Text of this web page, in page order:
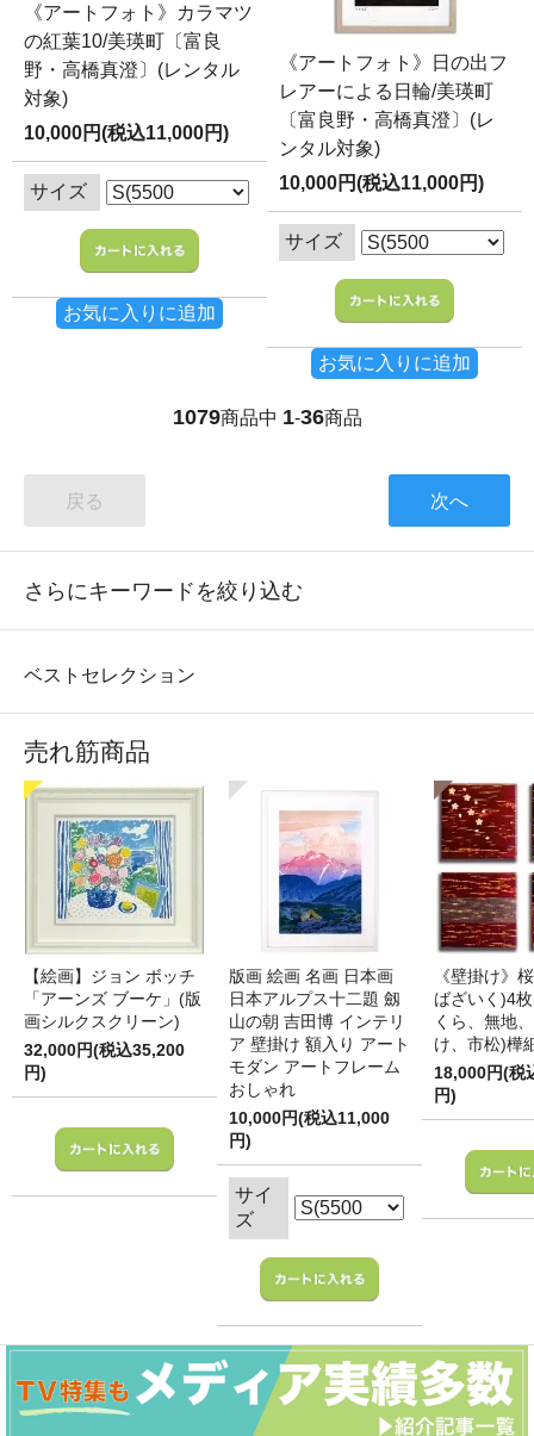
《アートフォト》カラマツ
の紅葉10/美瑛町〔富良
野・高橋真澄〕(レンタル
対象)
10,000円(税込11,000円)
サイズ
お気に入りに追加
《アートフォト》日の出フ
レアーによる日輪/美瑛町
〔富良野・高橋真澄〕(レ
ンタル対象)
10,000円(税込11,000円)
サイズ
お気に入りに追加
1079商品中 1-36商品
戻る 次へ
さらにキーワードを絞り込む
ベストセレクション
売れ筋商品
【絵画】ジョン ボッチ
「アーンズ ブーケ」(版
画シルクスクリーン)
32,000円(税込35,200
円)
版画 絵画 名画 日本画
日本アルプス十二題 劔
山の朝 吉田博 インテリ
ア 壁掛け 額入り アート
モダン アートフレーム
おしゃれ
10,000円(税込11,000
円)
サイ
ズ
《壁掛け》
ばざいく)4
くら、無地
け、市松)樺
18,000円(税
円)